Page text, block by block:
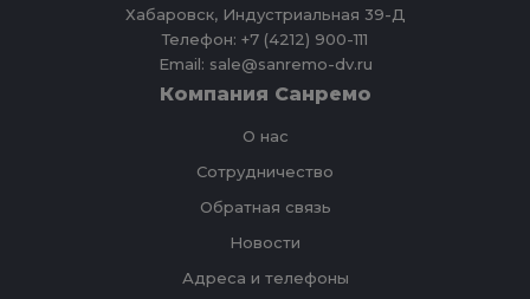
Хабаровск, Индустриальная 39-Д
Телефон: +7 (4212) 900-111
Email: sale@sanremo-dv.ru
Компания Санремо
О нас
Сотрудничество
Обратная связь
Новости
Адреса и телефоны